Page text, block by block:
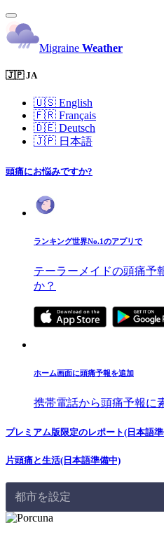
Migraine Weather
🇯🇵 JA
🇺🇸 English
🇫🇷 Français
🇩🇪 Deutsch
🇯🇵 日本語
頭痛にお悩みですか?
ランキング世界No.1のアプリで
テーラーメイドの頭痛予
か？
ホーム画面に頭痛予報を追加
携帯電話から頭痛予報に
プレミアム版限定のレポート(日本語
片頭痛と生活(日本語準備中)
都市を設定